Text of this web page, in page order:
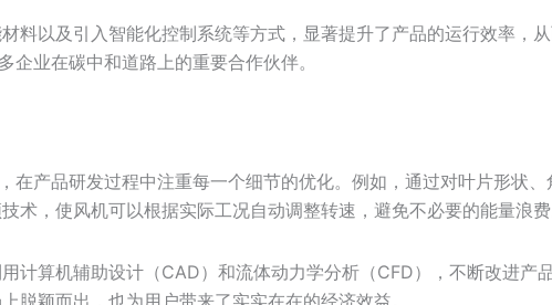
料以及引入智能化控制系统等方式，显著提升了产品的运行效率，
企业在碳中和道路上的重要合作伙伴。
在产品研发过程中注重每一个细节的优化。例如，通过对叶片形状
术，使风机可以根据实际工况自动调整转速，避免不必要的能量浪费
计算机辅助设计（CAD）和流体动力学分析（CFD），不断改进产
脱颖而出，也为用户带来了实实在在的经济效益。